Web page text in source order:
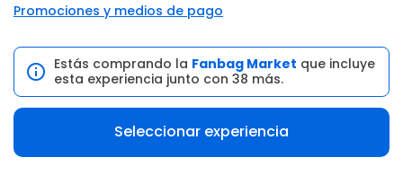
Promociones y medios de pago
Estás comprando la Fanbag Market que incluye
esta experiencia junto con 38 más.
Seleccionar experiencia